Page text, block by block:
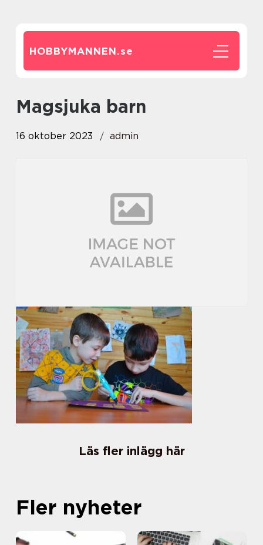
HOBBYMANNEN.se
magsjuka barn
16 oktober 2023 admin
Läs fler inlägg här
Fler nyheter